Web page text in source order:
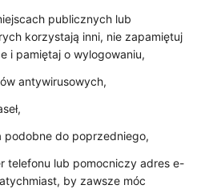
publicznych lub
korzystają inni, nie zapamiętuj
i pamiętaj o wylogowaniu,
antywirusowych,
podobne do poprzedniego,
telefonu lub pomocniczy adres e-
by zawsze móc